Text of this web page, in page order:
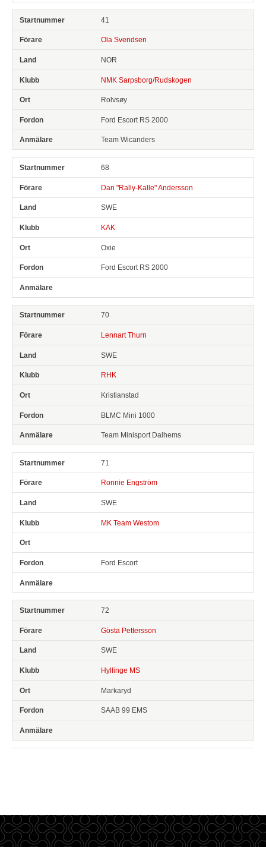
41
Ola Svendsen
NOR
NMK Sarpsborg/Rudskogen
Rolvsøy
Ford Escort RS 2000
Team Wicanders
68
Dan "Rally-Kalle" Andersson
SWE
KAK
Oxie
Ford Escort RS 2000
70
Lennart Thurn
SWE
RHK
Kristianstad
BLMC Mini 1000
Team Minisport Dalhems
71
Ronnie Engström
SWE
MK Team Westom
Ford Escort
72
Gösta Pettersson
SWE
Hyllinge MS
Markaryd
SAAB 99 EMS